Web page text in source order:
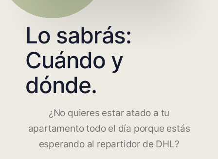
Lo sabrás:
Cuándo y
dónde.
¿No quieres estar atado a tu
apartamento todo el día porque estás
esperando al repartidor de DHL?